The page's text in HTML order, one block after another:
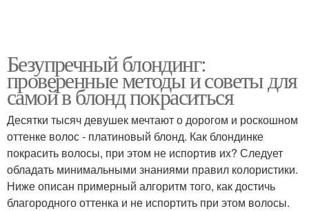
Безупречный блондинг:
проверенные методы и советы для
самой в блонд покраситься
Десятки тысяч девушек мечтают о дорогом и роскошном
оттенке волос - платиновый блонд. Как блондинке
покрасить волосы, при этом не испортив их? Следует
обладать минимальными знаниями правил колористики.
Ниже описан примерный алгоритм того, как достичь
благородного оттенка и не испортить при этом волосы.